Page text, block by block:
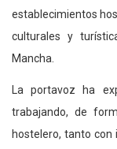
establecimientos
culturales y
Mancha.
La portavoz ha
trabajando, de
hostelero, tanto con